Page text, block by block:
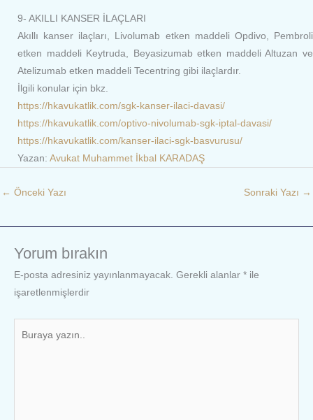
9- AKILLI KANSER İLAÇLARI
Akıllı kanser ilaçları, Livolumab etken maddeli Opdivo, Pembroli
etken maddeli Keytruda, Beyasizumab etken maddeli Altuzan ve
Atelizumab etken maddeli Tecentring gibi ilaçlardır.
İlgili konular için bkz.
https://hkavukatlik.com/sgk-kanser-ilaci-davasi/
https://hkavukatlik.com/optivo-nivolumab-sgk-iptal-davasi/
https://hkavukatlik.com/kanser-ilaci-sgk-basvurusu/
Yazan: Avukat Muhammet İkbal KARADAŞ
← Önceki Yazı Sonraki Yazı →
Yorum bırakın
E-posta adresiniz yayınlanmayacak. Gerekli alanlar * ile
işaretlenmişlerdir